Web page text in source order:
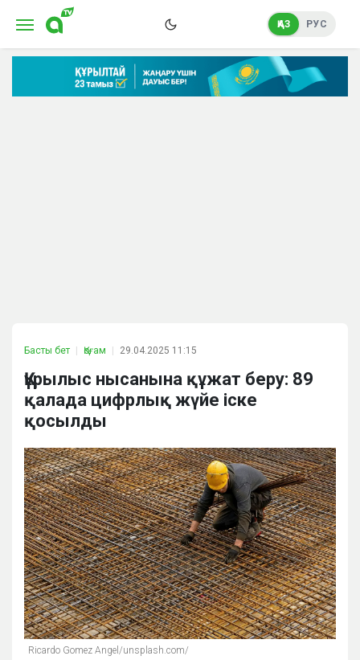
ҚАЗ РУС
Басты бет Қоғам 29.04.2025 11:15
Құрылыс нысанына құжат беру: 89
қалада цифрлық жүйе іске
қосылды
Ricardo Gomez Angel/unsplash.com/